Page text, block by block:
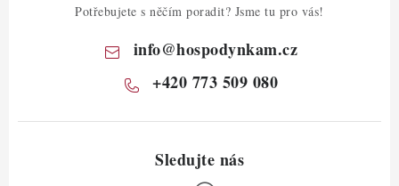
Potřebujete s něčím poradit? Jsme tu pro vás!
info@hospodynkam.cz
+420 773 509 080